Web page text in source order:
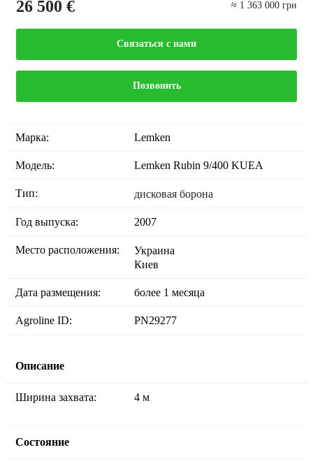
26 500 € ≈ 1 363 000 грн
Связаться с нами
Позвонить
Марка: Lemken
Модель: Lemken Rubin 9/400 KUEA
Тип: дисковая борона
Год выпуска: 2007
Место расположения:
Украина
Киев
Дата размещения: более 1 месяца
Agroline ID: PN29277
Описание
Ширина захвата: 4 м
Состояние